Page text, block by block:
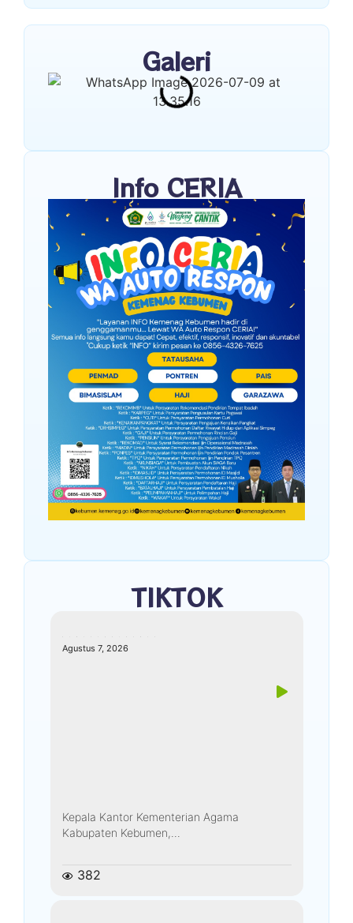
Galeri
Info CERIA
TIKTOK
Agustus 7, 2026
Kepala Kantor Kementerian Agama
Kabupaten Kebumen,...
382